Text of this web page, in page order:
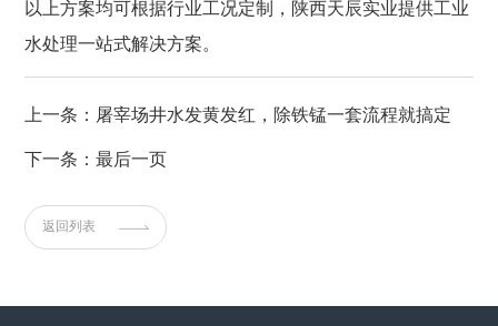
以上方案均可根据行业工况定制，陕西天辰实业提供工业
水处理一站式解决方案。
上一条：屠宰场井水发黄发红，除铁锰一套流程就搞定
下一条：最后一页
返回列表